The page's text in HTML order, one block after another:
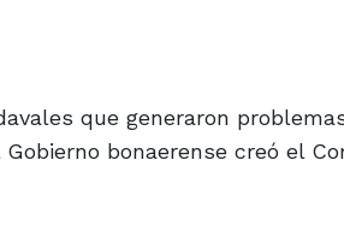
que generaron
bonaerense creó el